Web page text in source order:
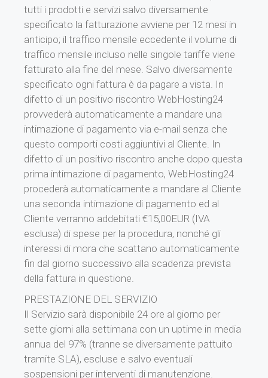
tutti i prodotti e servizi salvo diversamente
specificato la fatturazione avviene per 12 mesi in
anticipo; il traffico mensile eccedente il volume di
traffico mensile incluso nelle singole tariffe viene
fatturato alla fine del mese. Salvo diversamente
specificato ogni fattura è da pagare a vista. In
difetto di un positivo riscontro WebHosting24
provvederà automaticamente a mandare una
intimazione di pagamento via e-mail senza che
questo comporti costi aggiuntivi al Cliente. In
difetto di un positivo riscontro anche dopo questa
prima intimazione di pagamento, WebHosting24
procederà automaticamente a mandare al Cliente
una seconda intimazione di pagamento ed al
Cliente verranno addebitati €15,00EUR (IVA
esclusa) di spese per la procedura, nonché gli
interessi di mora che scattano automaticamente
fin dal giorno successivo alla scadenza prevista
della fattura in questione.
PRESTAZIONE DEL SERVIZIO
Il Servizio sarà disponibile 24 ore al giorno per
sette giorni alla settimana con un uptime in media
annua del 97% (tranne se diversamente pattuito
tramite SLA), escluse e salvo eventuali
sospensioni per interventi di manutenzione.